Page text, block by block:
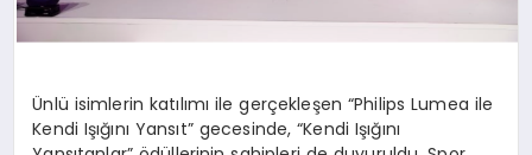
Ünlü isimlerin katılımı ile gerçekleşen “Philips Lumea ile
Kendi Işığını Yansıt” gecesinde, “Kendi Işığını